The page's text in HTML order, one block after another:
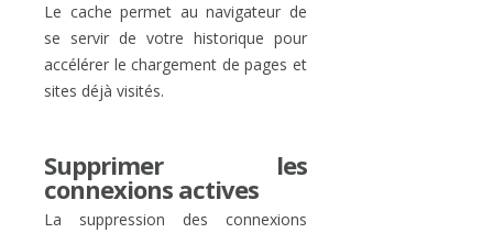
Le cache permet au navigateur de
se servir de votre historique pour
accélérer le chargement de pages et
sites déjà visités.
Supprimer les
connexions actives
La suppression des connexions